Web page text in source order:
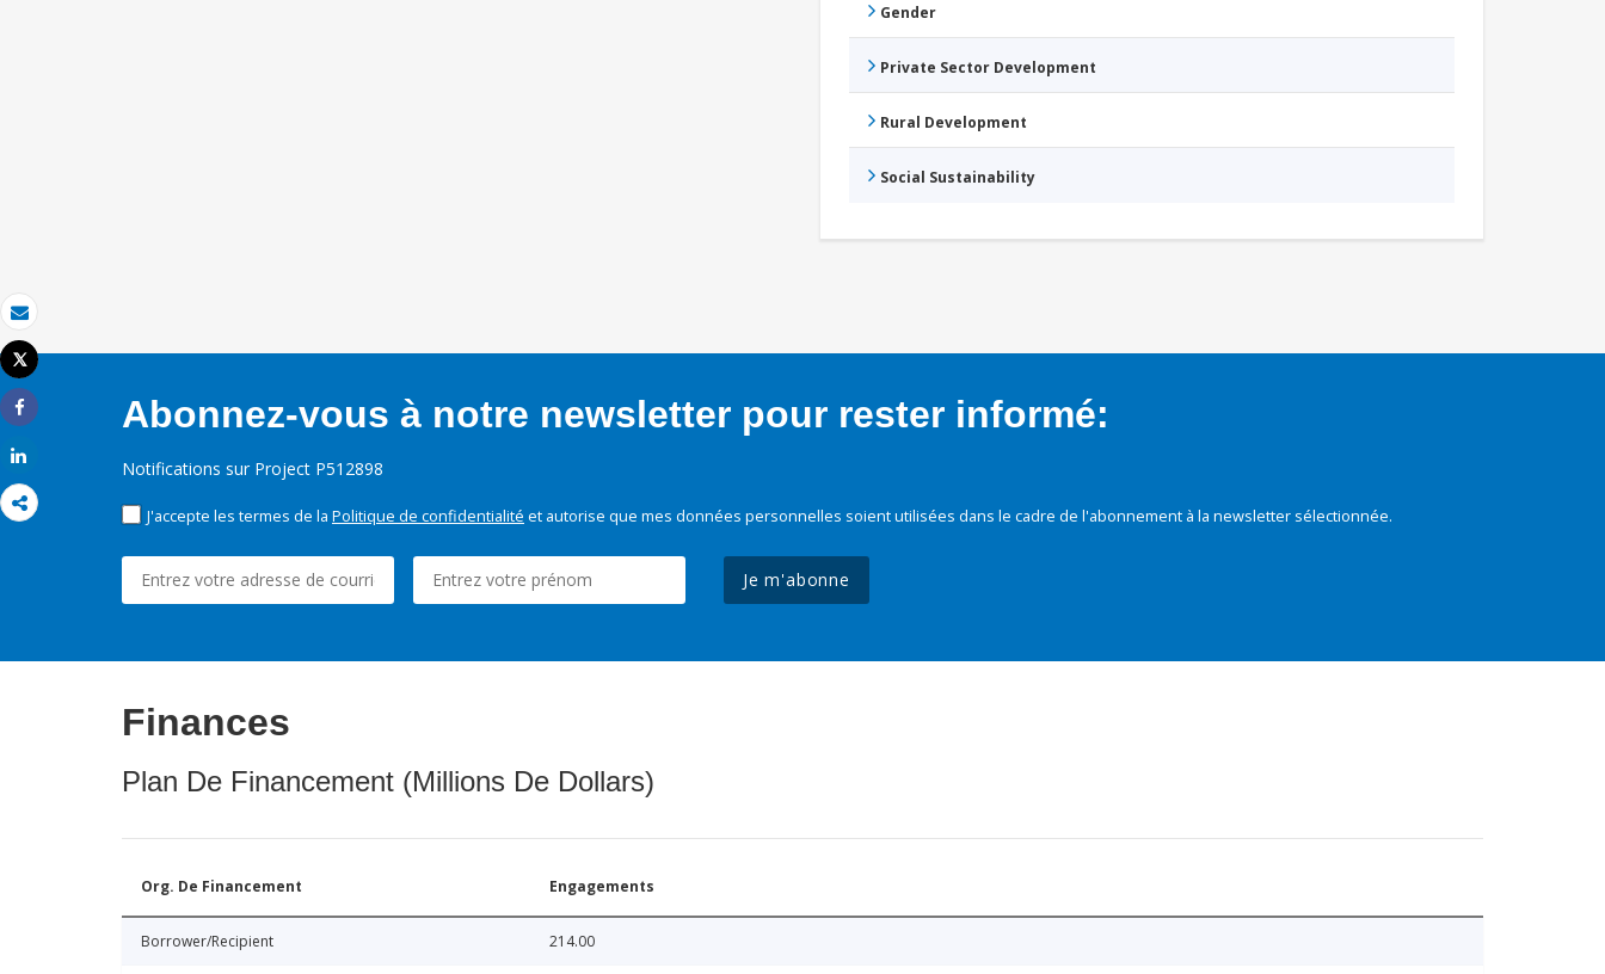
Email
Imprimer
Tweet
Share
Gender
Private Sector Development
Rural Development
Social Sustainability
Abonnez-vous à notre newsletter pour rester informé:
Notifications sur Project P512898
J'accepte les termes de la Politique de confidentialité et autorise que mes données personnelles soient utilisées dans le cadre de l'abonnement à la newsletter sélectionnée.
Je m'abonne
Finances
Plan De Financement (Millions De Dollars)
Org. De Financement Engagements
Borrower/Recipient 214.00